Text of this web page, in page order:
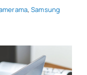
, Samsung